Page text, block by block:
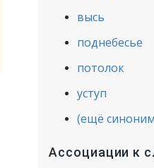
высь
поднебесье
потолок
уступ
(ещё
Ассоциации к